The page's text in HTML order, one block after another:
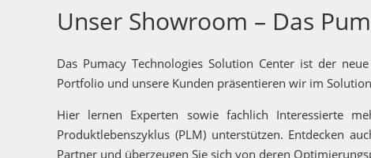
Unser Showroom – Das
Das Pumacy Technologies Solution Center ist der
Portfolio und unsere Kunden präsentieren wir im
Hier lernen Experten sowie fachlich Interessierte
Produktlebenszyklus (PLM) unterstützen. Entdecken
Partner und überzeugen Sie sich von deren